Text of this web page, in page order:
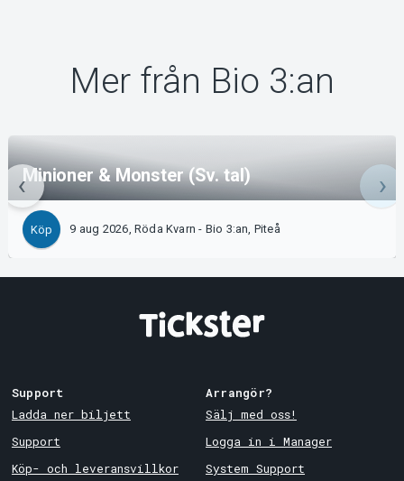
Mer från Bio 3:an
Minioner & Monster (Sv. tal)
Köp 9 aug 2026, Röda Kvarn - Bio 3:an, Piteå
Support
Ladda ner biljett
Support
Köp- och leveransvillkor
Arrangör?
Sälj med oss!
Logga in i Manager
System Support